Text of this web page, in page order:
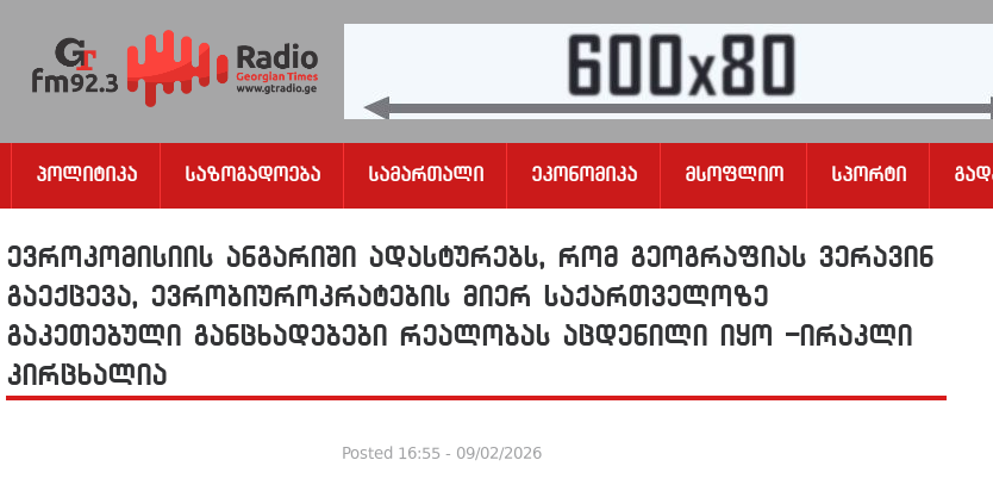
Პოლიტიკა Საზოგადოება Სამართალი Ეკონომიკა Მსოფლიო Სპორტი
ევროკომისიის ანგარიში ადასტურებს, რომ გეოგრაფიას ვერავინ
გაექცევა, ევრობიუროკრატების მიერ საქართველოზე
გაკეთებული განცხადებები რეალობას აცდენილი იყო -ირაკლი
კირცხალია
Posted 16:55 - 09/02/2026